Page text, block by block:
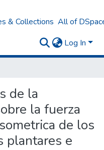
& Collections All of
Log In
de la
la fuerza
de los
plantares e